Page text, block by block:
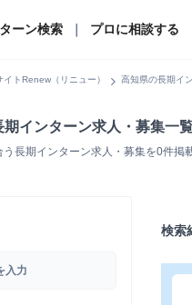
ーン検索 プロに相談する
トRenew（リニュー） chevron_right 高知県の長期イ
インターン求人・募集一
長期インターン求人・募集を0件掲
検索